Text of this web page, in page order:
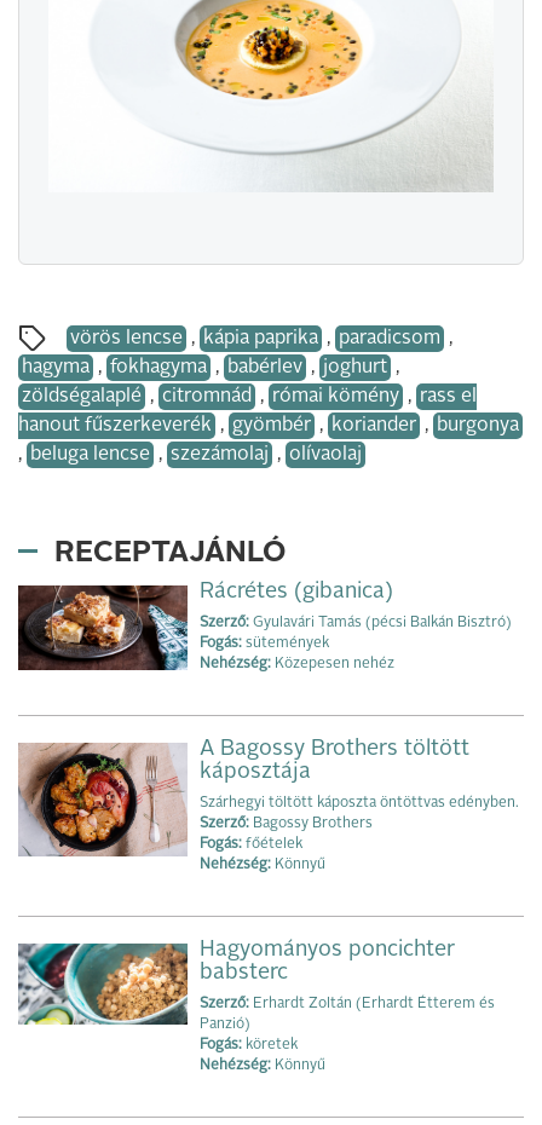
vörös lencse , kápia paprika , paradicsom ,
hagyma , fokhagyma , babérlev , joghurt ,
zöldségalaplé , citromnád , római kömény , rass el
hanout fűszerkeverék , gyömbér , koriander , burgonya
, beluga lencse , szezámolaj , olívaolaj
RECEPTAJÁNLÓ
Rácrétes (gibanica)
Szerző: Gyulavári Tamás (pécsi Balkán Bisztró)
Fogás: sütemények
Nehézség: Közepesen nehéz
A Bagossy Brothers töltött
káposztája
Szárhegyi töltött káposzta öntöttvas edényben.
Szerző: Bagossy Brothers
Fogás: főételek
Nehézség: Könnyű
Hagyományos poncichter
babsterc
Szerző: Erhardt Zoltán (Erhardt Étterem és
Panzió)
Fogás: köretek
Nehézség: Könnyű